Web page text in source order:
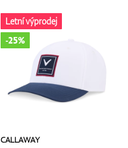
CALLAWAY
Letní výprodej
-25%